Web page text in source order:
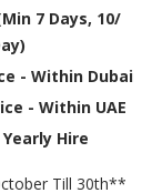
7 Days, 10/
- Within Dubai
- Within UAE
Hire
Till 30th